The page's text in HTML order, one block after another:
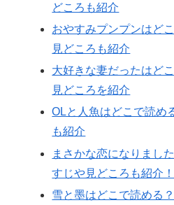
どころも紹介
おやすみプンプンはど
見どころも紹介
大好きな妻だったはど
見どころを紹介
OLと人魚はどこで読め
も紹介
まさかな恋になりまし
すじや見どころも紹介！
雪と墨はどこで読める